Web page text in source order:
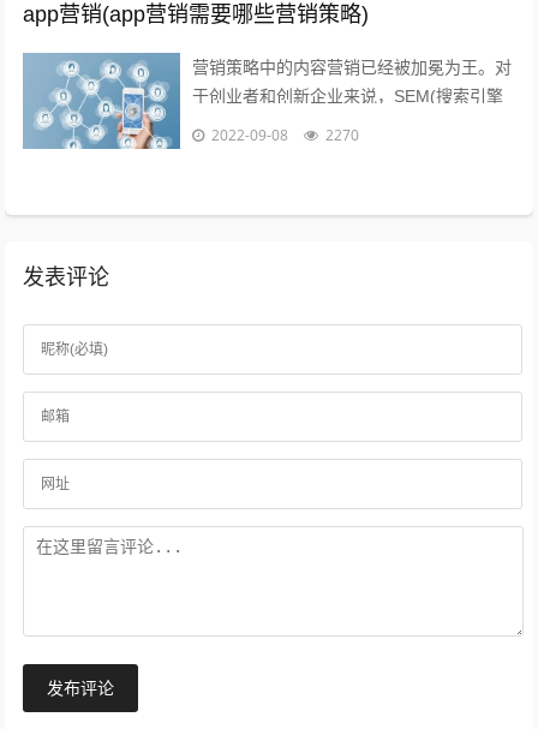
app营销(app营销需要哪些营销策略)
营销策略中的内容营销已经被加冕为王。对
于创业者和创新企业来说，SEM(搜索引擎
营销)、粉丝经济、公关等等手段尚不可形
2022-09-08 2270
发表评论
发布评论